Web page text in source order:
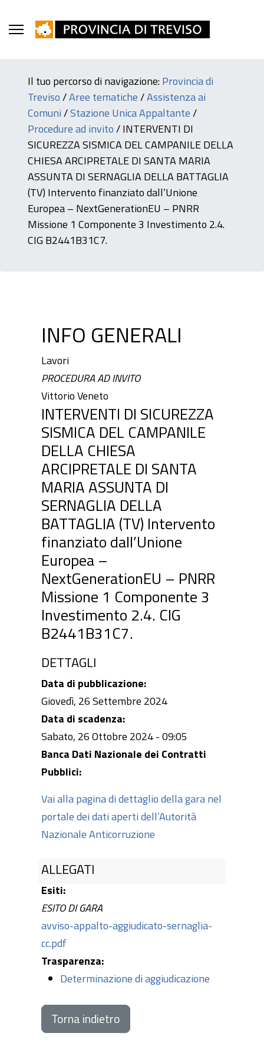
Il tuo percorso di navigazione:Provincia di
Treviso/Aree tematiche/Assistenza ai
Comuni/Stazione Unica Appaltante/
Procedure ad invito/INTERVENTI DI
SICUREZZA SISMICA DEL CAMPANILE DELLA
CHIESA ARCIPRETALE DI SANTA MARIA
ASSUNTA DI SERNAGLIA DELLA BATTAGLIA
(TV) Intervento finanziato dall’Unione
Europea – NextGenerationEU – PNRR
Missione 1 Componente 3 Investimento 2.4.
CIG B2441B31C7.
ALLEGATI
Esiti:
ESITO DI GARA
avviso-appalto-aggiudicato-sernaglia-
cc.pdf
Trasparenza:
Determinazione di aggiudicazione
INFO GENERALI
Lavori
PROCEDURA AD INVITO
Vittorio Veneto
INTERVENTI DI SICUREZZA
SISMICA DEL CAMPANILE
DELLA CHIESA
ARCIPRETALE DI SANTA
MARIA ASSUNTA DI
SERNAGLIA DELLA
BATTAGLIA (TV) Intervento
finanziato dall’Unione
Europea –
NextGenerationEU – PNRR
Missione 1 Componente 3
Investimento 2.4. CIG
B2441B31C7.
DETTAGLI
Data di pubblicazione:
Giovedì, 26 Settembre 2024
Data di scadenza:
Sabato, 26 Ottobre 2024 - 09:05
Banca Dati Nazionale dei Contratti
Pubblici:
Vai alla pagina di dettaglio della gara nel
portale dei dati aperti dell’Autorità
Nazionale Anticorruzione
Torna indietro